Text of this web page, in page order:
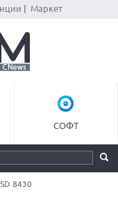
Маркет
СОФТ
8430